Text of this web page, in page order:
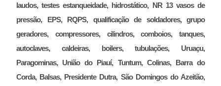
laudos, testes estanqueidade, hidrostático, NR 13 vasos de
pressão, EPS, RQPS, qualificação de soldadores, grupo
geradores, compressores, cilindros, comboios, tanques,
autoclaves, caldeiras, boilers, tubulações, Uruaçu,
Paragominas, União do Piauí, Tuntum, Colinas, Barra do
Corda, Balsas, Presidente Dutra, São Domingos do Azeitão,